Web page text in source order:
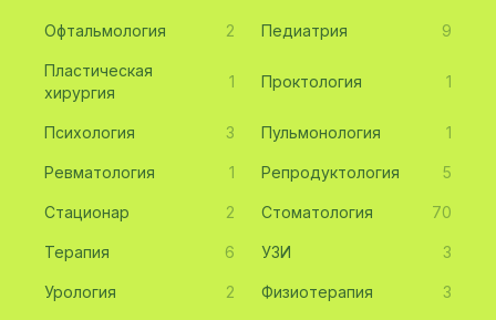
Офтальмология 2 Педиатрия 9
Пластическая
хирургия
1 Проктология 1
Психология 3 Пульмонология 1
Ревматология 1 Репродуктология 5
Стационар 2 Стоматология 70
Терапия 6 УЗИ 3
Урология 2 Физиотерапия 3